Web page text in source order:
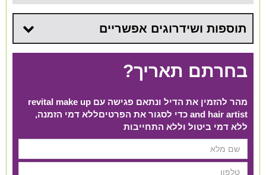
תוספות ושידרוגים אפשריים
בחרתם תאריך?
מהר להזמין את הדיל ונתאם פגישה עם revital make up
and hair artist כדי לסגור את הפרטים​ ללא דמי הזמנה,
ללא דמי ביטול וללא התחייבות